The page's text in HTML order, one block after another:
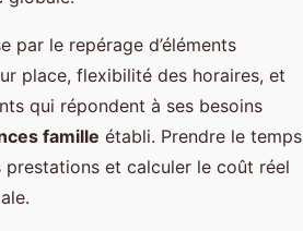
par le repérage d’éléments
place, flexibilité des horaires, et
qui répondent à ses besoins
famille établi. Prendre le temps
et calculer le coût réel